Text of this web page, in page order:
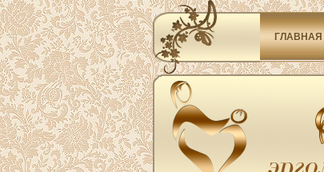
ГЛАВНАЯ